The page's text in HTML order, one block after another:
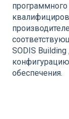
SODIS
обеспечения.